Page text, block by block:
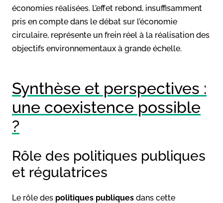
économies réalisées. L’effet rebond, insuffisamment
pris en compte dans le débat sur l’économie
circulaire, représente un frein réel à la réalisation des
objectifs environnementaux à grande échelle.
Synthèse et perspectives :
une coexistence possible
?
Rôle des politiques publiques
et régulatrices
Le rôle des politiques publiques dans cette